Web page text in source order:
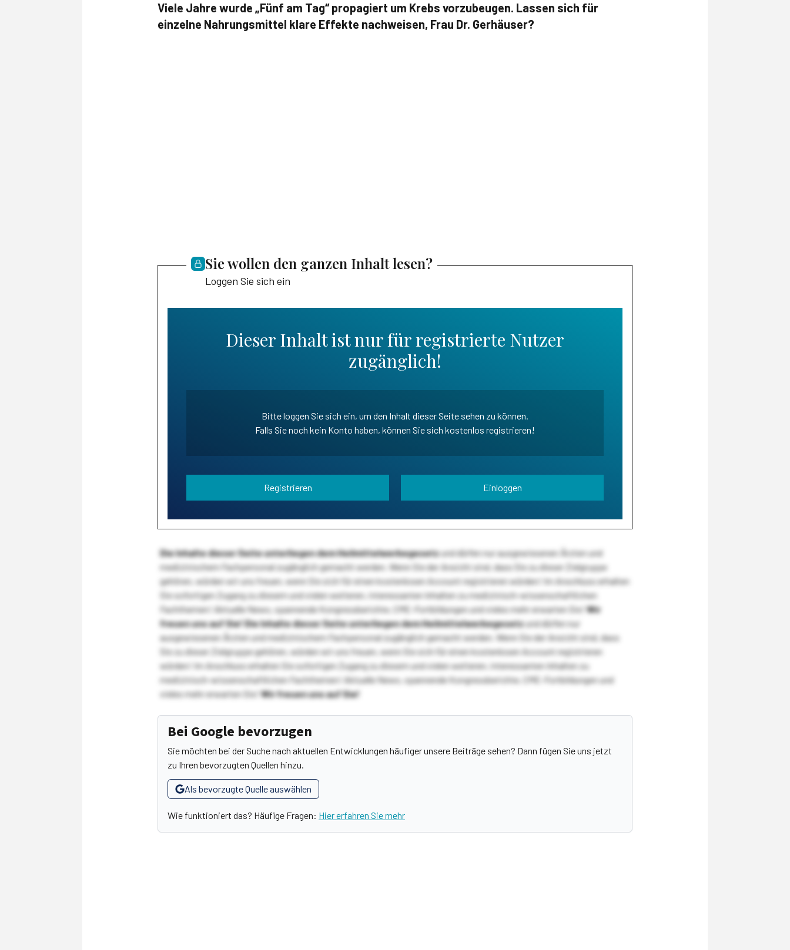
Viele Jahre wurde „Fünf am Tag“ propagiert um Krebs vorzubeugen. Lassen sich für
einzelne Nahrungsmittel klare Effekte nachweisen, Frau Dr. Gerhäuser?
Sie wollen den ganzen Inhalt lesen?
Loggen Sie sich ein
Dieser Inhalt ist nur für registrierte Nutzer
zugänglich!
Bitte loggen Sie sich ein, um den Inhalt dieser Seite sehen zu können.
Falls Sie noch kein Konto haben, können Sie sich kostenlos registrieren!
Registrieren Einloggen
Die Inhalte dieser Seite unterliegen dem Heilmittelwerbegesetzund dürfen nur ausgewiesenen Ärzten und
medizinischem Fachpersonal zugänglich gemacht werden. Wenn Sie der Ansicht sind, dass Sie zu dieser Zielgruppe
gehören, würden wir uns freuen, wenn Sie sich für einen kostenlosen Account registrieren würden! Im Anschluss erhalten
Sie sofortigen Zugang zu diesem und vielen weiteren, interessanten Inhalten zu medizinisch-wissenschaftlichen
Fachthemen! Aktuelle News, spannende Kongressberichte, CME-Fortbildungen und vieles mehr erwarten Sie!Wir
freuen uns auf Sie!Die Inhalte dieser Seite unterliegen dem Heilmittelwerbegesetzund dürfen nur
ausgewiesenen Ärzten und medizinischem Fachpersonal zugänglich gemacht werden. Wenn Sie der Ansicht sind, dass
Sie zu dieser Zielgruppe gehören, würden wir uns freuen, wenn Sie sich für einen kostenlosen Account registrieren
würden! Im Anschluss erhalten Sie sofortigen Zugang zu diesem und vielen weiteren, interessanten Inhalten zu
medizinisch-wissenschaftlichen Fachthemen! Aktuelle News, spannende Kongressberichte, CME-Fortbildungen und
vieles mehr erwarten Sie!Wir freuen uns auf Sie!
Bei Google bevorzugen
Sie möchten bei der Suche nach aktuellen Entwicklungen häufiger unsere Beiträge sehen? Dann fügen Sie uns jetzt
zu Ihren bevorzugten Quellen hinzu.
Als bevorzugte Quelle auswählen
Wie funktioniert das? Häufige Fragen: Hier erfahren Sie mehr